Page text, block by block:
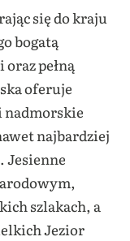
się do kraju
bogatą
pełną
oferuje
nadmorskie
najbardziej
Jesienne
szlakach, a
Jezior